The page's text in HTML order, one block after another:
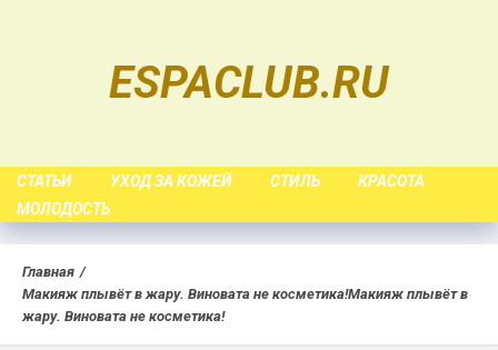
ESPACLUB.RU
СТАТЬИ УХОД ЗА КОЖЕЙ СТИЛЬ
КРАСОТА
МОЛОДОСТЬ
Главная
Макияж плывёт в жару. Виновата не косметика!Макияж плывёт в
жару. Виновата не косметика!